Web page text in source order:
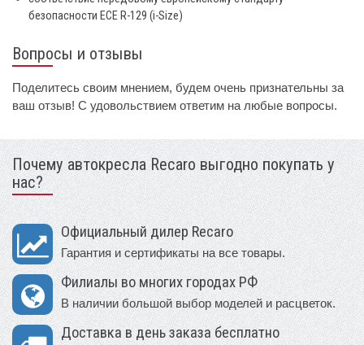
безопасности ECE R-129 (i-Size)
Вопросы и отзывы
Поделитесь своим мнением, будем очень признательны за
ваш отзыв! С удовольствием ответим на любые вопросы.
Почему автокресла Recaro выгодно покупать у
нас?
Официальный дилер Recaro
Гарантия и сертификаты на все товары.
Филиалы во многих городах РФ
В наличии большой выбор моделей и расцветок.
Доставка в день заказа бесплатно